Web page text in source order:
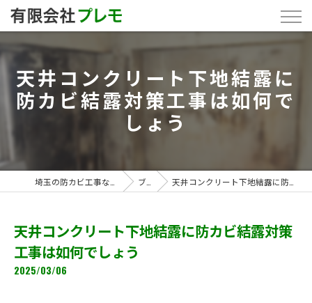
天井コンクリート下地結露に
防カビ結露対策工事は如何で
しょう
ブログ 天井コンクリート下地結露に防カビ結露対策工事は如何でしょう
天井コンクリート下地結露に防カビ結露対策
工事は如何でしょう
2025/03/06